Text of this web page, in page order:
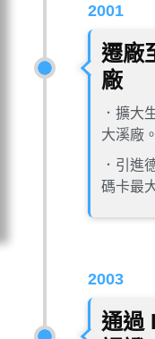
2001
遷廠
廠
．擴大
大溪廠。
．引進
碼卡最
2003
通過